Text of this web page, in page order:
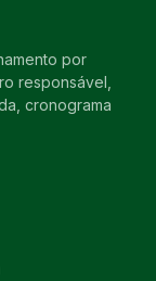
por
responsável,
cronograma